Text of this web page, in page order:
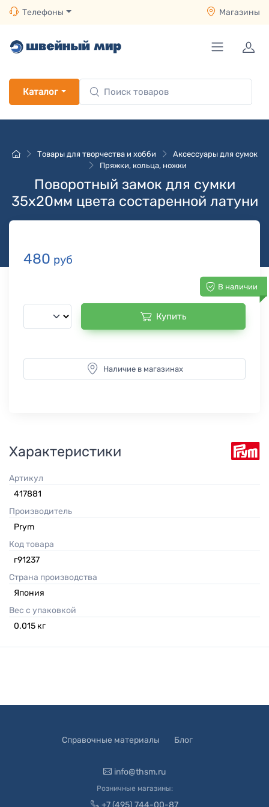
Телефоны Магазины
Каталог
Товары для творчества и хобби
Аксессуары для сумок
Пряжки, кольца, ножки
Поворотный замок для сумки
35х20мм цвета состаренной латуни
480 руб
В наличии
Купить
Наличие в магазинах
Характеристики
Артикул
417881
Производитель
Prym
Код товара
г91237
Страна производства
Япония
Вес с упаковкой
0.015 кг
Справочные материалы Блог
info@thsm.ru
Розничные магазины: